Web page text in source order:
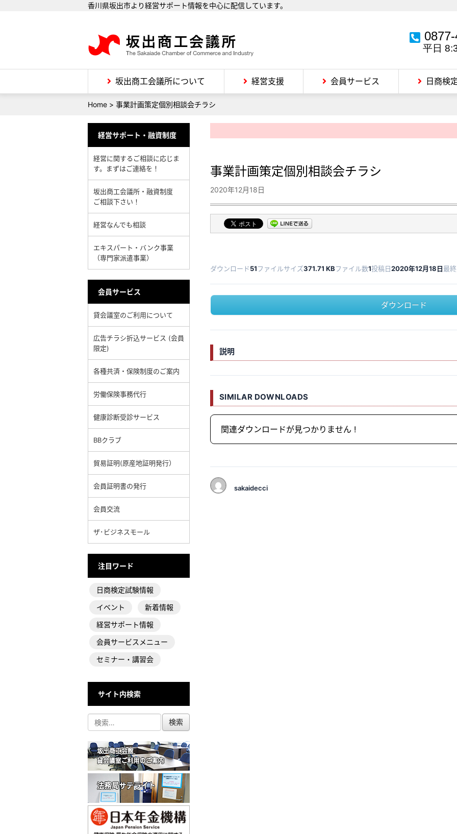
香川県坂出市より経営サポート情報を中心に配信しています。
平日
坂出商工会議所について 経営支援 会員サービス 日商検
Home > 事業計画策定個別相談会チラシ
事業計画策定個別相談会チラシ
2020年12月18日
ダウンロード51ファイルサイズ371.71 KBファイル数1投稿日2020年12月18日最
ダウンロード
説明
SIMILAR DOWNLOADS
関連ダウンロードが見つかりません !
sakaidecci
経営サポート・融資制度
経営に関するご相談に応じま
す。まずはご連絡を！
坂出商工会議所・融資制度
ご相談下さい！
経営なんでも相談
エキスパート・バンク事業
（専門家派遣事業）
会員サービス
貸会議室のご利用について
広告チラシ折込サービス (会員
限定)
各種共済・保険制度のご案内
労働保険事務代行
健康診断受診サービス
BBクラブ
貿易証明(原産地証明発行）
会員証明書の発行
会員交流
ザ･ビジネスモール
注目ワード
日商検定試験情報
イベント
新着情報
経営サポート情報
会員サービスメニュー
セミナー・講習会
サイト内検索